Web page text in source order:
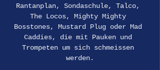
Rantanplan, Sondaschule, Talco,
The Locos, Mighty Mighty
Bosstones, Mustard Plug oder Mad
Caddies, die mit Pauken und
Trompeten um sich schmeissen
werden.